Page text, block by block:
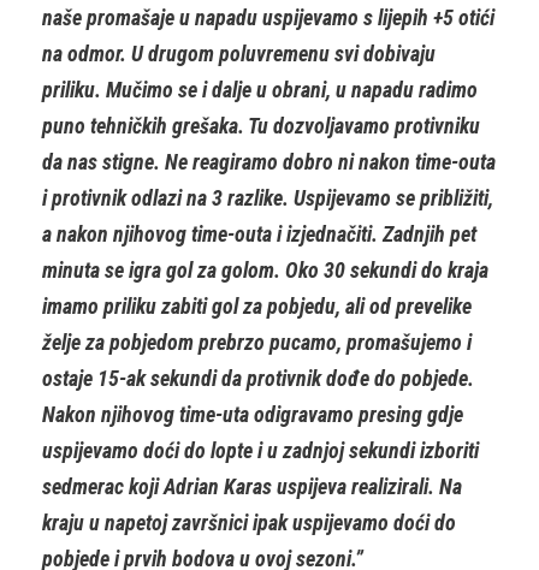
naše promašaje u napadu uspijevamo s lijepih +5 otići
na odmor. U drugom poluvremenu svi dobivaju
priliku. Mučimo se i dalje u obrani, u napadu radimo
puno tehničkih grešaka. Tu dozvoljavamo protivniku
da nas stigne. Ne reagiramo dobro ni nakon time-outa
i protivnik odlazi na 3 razlike. Uspijevamo se približiti,
a nakon njihovog time-outa i izjednačiti. Zadnjih pet
minuta se igra gol za golom. Oko 30 sekundi do kraja
imamo priliku zabiti gol za pobjedu, ali od prevelike
želje za pobjedom prebrzo pucamo, promašujemo i
ostaje 15-ak sekundi da protivnik dođe do pobjede.
Nakon njihovog time-uta odigravamo presing gdje
uspijevamo doći do lopte i u zadnjoj sekundi izboriti
sedmerac koji Adrian Karas uspijeva realizirali. Na
kraju u napetoj završnici ipak uspijevamo doći do
pobjede i prvih bodova u ovoj sezoni.”